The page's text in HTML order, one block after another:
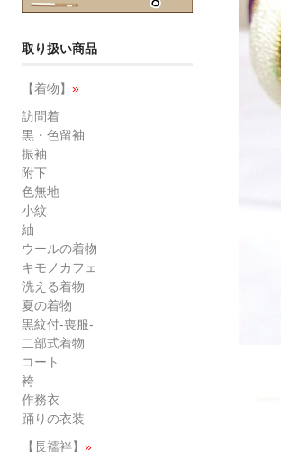
取り扱い商品
【着物】 »
訪問着
黒・色留袖
振袖
附下
色無地
小紋
紬
ウールの着物
キモノカフェ
洗える着物
夏の着物
黒紋付-喪服-
二部式着物
コート
袴
作務衣
踊りの衣装
【長襦袢】 »